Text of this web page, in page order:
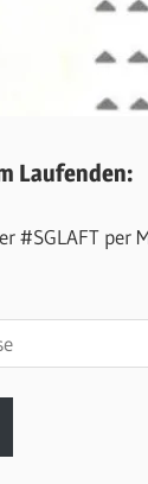
Laufenden:
#SGLAFT per